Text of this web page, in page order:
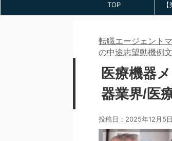
TOP
転職エージェント
の中途志望動機例
医療機器
器業界/医
投稿日： 2025年12月5日